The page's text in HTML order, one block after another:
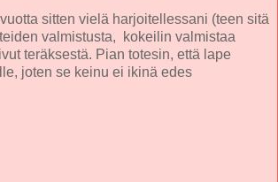
sitten vielä harjoitellessani (teen sitä
valmistusta, kokeilin valmistaa
teräksestä. Pian totesin, että lape
joten se keinu ei ikinä edes